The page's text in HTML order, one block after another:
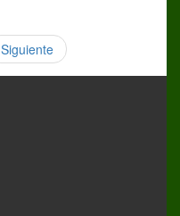
Siguiente